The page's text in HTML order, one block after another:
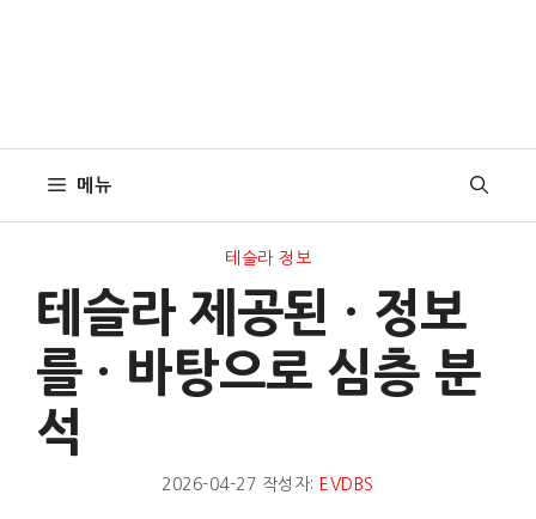
메뉴
테슬라 정보
테슬라 제공된 · 정보
를 · 바탕으로 심층 분
석
2026-04-27 작성자: EVDBS